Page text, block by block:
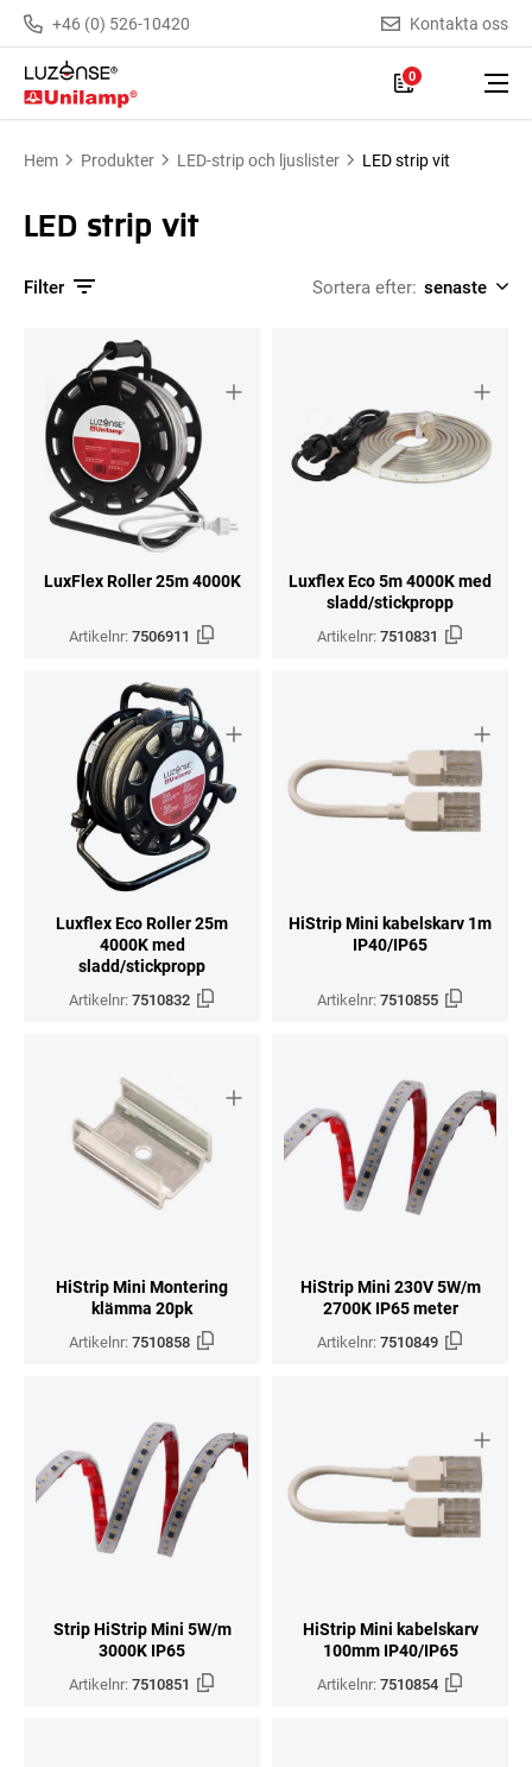
+46 (0) 526-10420 Kontakta oss
0
Hem Produkter LED-strip och ljuslister LED strip vit
LED strip vit
Filter Sortera efter:
LuxFlex Roller 25m 4000K
Artikelnr:7506911
Luxflex Eco 5m 4000K med
sladd/stickpropp
Artikelnr:7510831
Luxflex Eco Roller 25m
4000K med
sladd/stickpropp
Artikelnr:7510832
HiStrip Mini kabelskarv 1m
IP40/IP65
Artikelnr:7510855
HiStrip Mini Montering
klämma 20pk
Artikelnr:7510858
HiStrip Mini 230V 5W/m
2700K IP65 meter
Artikelnr:7510849
Strip HiStrip Mini 5W/m
3000K IP65
Artikelnr:7510851
HiStrip Mini kabelskarv
100mm IP40/IP65
Artikelnr:7510854